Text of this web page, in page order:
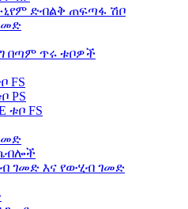
ድብልቅ ጠፍጣፋ ሽቦ
በጣም ጥሩ ቱቦዎች
FS
PS
ቱቦ FS
ገመድ እና የውሂብ ገመድ